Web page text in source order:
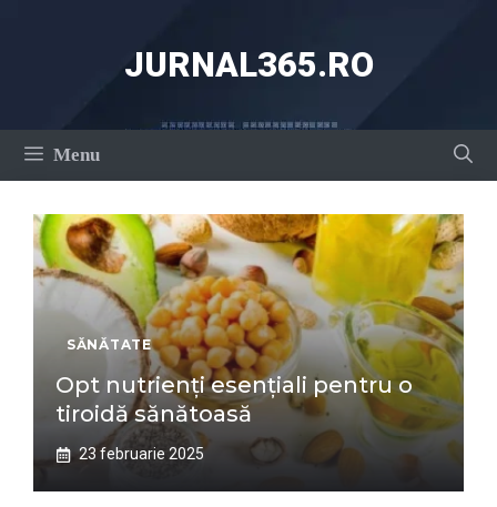
JURNAL365.RO
Menu
SĂNĂTATE
Opt nutrienți esențiali pentru o
tiroidă sănătoasă
23 februarie 2025